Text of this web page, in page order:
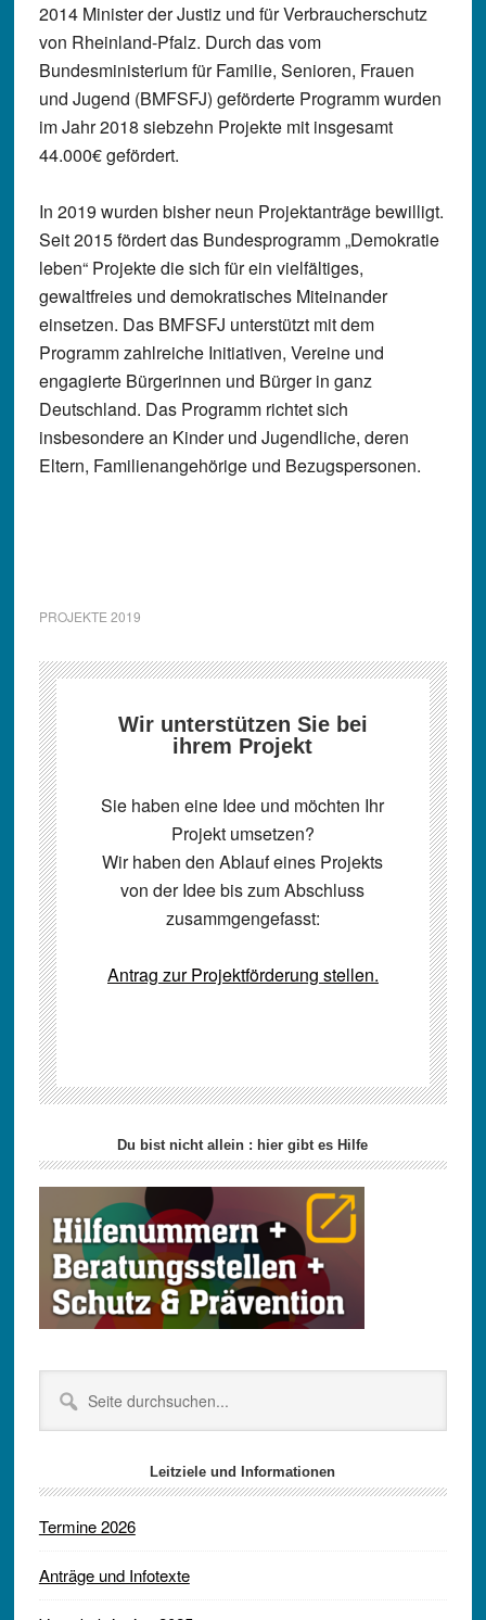
2014 Minister der Justiz und für Verbraucherschutz
von Rheinland-Pfalz. Durch das vom
Bundesministerium für Familie, Senioren, Frauen
und Jugend (BMFSFJ) geförderte Programm wurden
im Jahr 2018 siebzehn Projekte mit insgesamt
44.000€ gefördert.
In 2019 wurden bisher neun Projektanträge bewilligt.
Seit 2015 fördert das Bundesprogramm „Demokratie
leben“ Projekte die sich für ein vielfältiges,
gewaltfreies und demokratisches Miteinander
einsetzen. Das BMFSFJ unterstützt mit dem
Programm zahlreiche Initiativen, Vereine und
engagierte Bürgerinnen und Bürger in ganz
Deutschland. Das Programm richtet sich
insbesondere an Kinder und Jugendliche, deren
Eltern, Familienangehörige und Bezugspersonen.
PROJEKTE 2019
Wir unterstützen Sie bei
ihrem Projekt
Sie haben eine Idee und möchten Ihr
Projekt umsetzen?
Wir haben den Ablauf eines Projekts
von der Idee bis zum Abschluss
zusammgengefasst:
Antrag zur Projektförderung stellen.
SeitenspalteDu bist nicht allein : hier gibt es Hilfe
durchsuchen...
Leitziele und Informationen
Termine 2026
Anträge und Infotexte